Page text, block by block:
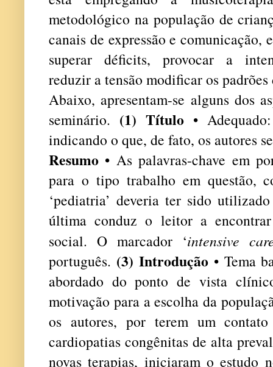
metodológico na população de
canais de expressão e comunicação,
superar déficits, provocar a
reduzir a tensão modificar os
Abaixo, apresentam-se alguns dos
seminário. (1) Título •
indicando o que, de fato, os autores
Resumo • As palavras-chave em
para o tipo trabalho em questão,
‘pediatria’ deveria ter sido
última conduz o leitor a encontrar
social. O marcador ‘intensive
português. (3) Introdução• Tema
abordado do ponto de vista
motivação para a escolha da
os autores, por terem um
cardiopatias congênitas de alta
novas terapias, iniciaram o estudo